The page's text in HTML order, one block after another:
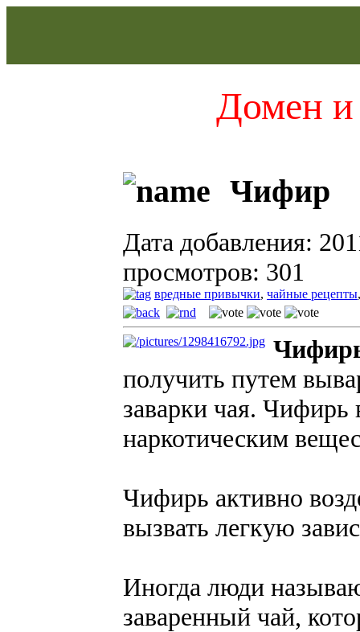
Домен и
Чифир
Дата добавления:
просмотров: 301
вредные привычки, чайные рецепты
получить путем
заварки чая. Чифирь
наркотическим
Чифирь активно
вызвать легкую
Иногда люди
заваренный чай,